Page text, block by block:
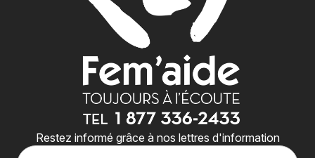
Restez informé grâce à nos lettres d'information
C